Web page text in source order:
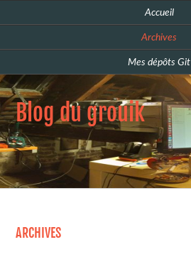
Accueil
Archives
Mes dépôts Git
Blog du grouik
ARCHIVES